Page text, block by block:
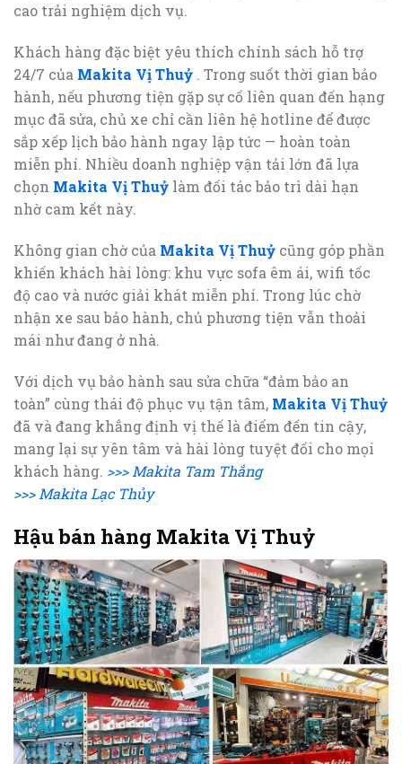
cao trải nghiệm dịch vụ.
Khách hàng đặc biệt yêu thích chính sách hỗ trợ
24/7 của Makita Vị Thuỷ . Trong suốt thời gian bảo
hành, nếu phương tiện gặp sự cố liên quan đến hạng
mục đã sửa, chủ xe chỉ cần liên hệ hotline để được
sắp xếp lịch bảo hành ngay lập tức — hoàn toàn
miễn phí. Nhiều doanh nghiệp vận tải lớn đã lựa
chọn Makita Vị Thuỷ làm đối tác bảo trì dài hạn
nhờ cam kết này.
Không gian chờ của Makita Vị Thuỷ cũng góp phần
khiến khách hài lòng: khu vực sofa êm ái, wifi tốc
độ cao và nước giải khát miễn phí. Trong lúc chờ
nhận xe sau bảo hành, chủ phương tiện vẫn thoải
mái như đang ở nhà.
Với dịch vụ bảo hành sau sửa chữa “đảm bảo an
toàn” cùng thái độ phục vụ tận tâm, Makita Vị Thuỷ
đã và đang khẳng định vị thế là điểm đến tin cậy,
mang lại sự yên tâm và hài lòng tuyệt đối cho mọi
khách hàng. >>> Makita Tam Thắng
>>> Makita Lạc Thủy
Hậu bán hàng Makita Vị Thuỷ